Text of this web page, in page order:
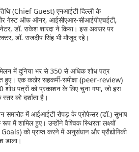
(Chief Guest) एनआईटी दिल्ली के
और गेस्ट ऑफ ऑनर, आईसीएआर-सीआईपीएचईटी,
डॉ. राकेश शारदा ने किया। इस अवसर पर
डॉ. राजदीप सिंह भी मौजूद रहे।
में दुनिया भर से 350 से अधिक शोध पत्र
एक कठोर सहकर्मी-समीक्षा (peer-review)
शोध पत्रों को प्रकाशन के लिए चुना गया, जो इस
को दर्शाता है।
समारोह में आईआईटी रोपड़ के प्रोफेसर (डॉ.) सुभाष
में शामिल हुए। उन्होंने वैश्विक स्थिरता लक्ष्यों
को प्राप्त करने में अनुसंधान और प्रौद्योगिकी
डाला।